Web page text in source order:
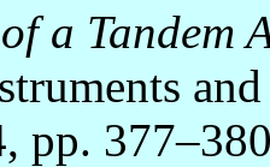
a Tandem
pp.